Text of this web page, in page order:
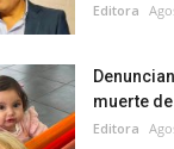
Editora
muerte
Editora